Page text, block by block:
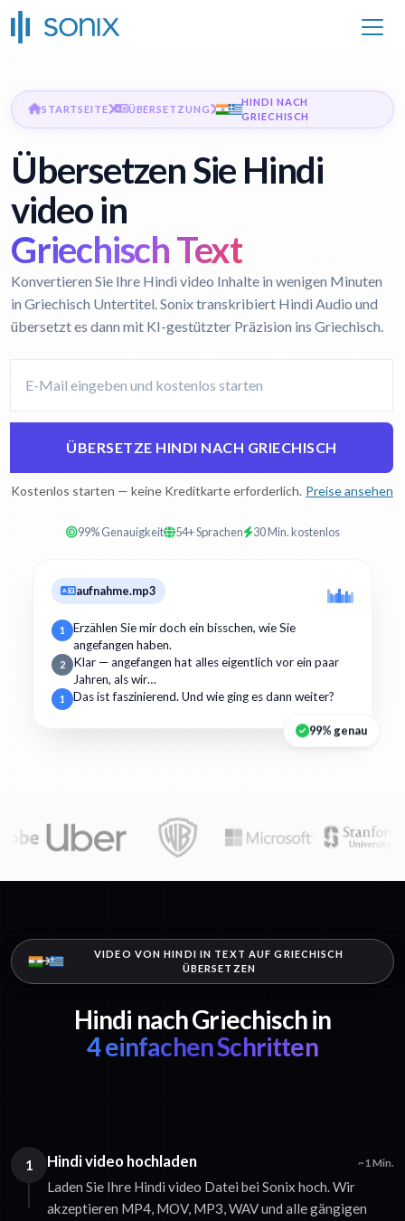
STARTSEITE ÜBERSETZUNG
HINDI NACH
GRIECHISCH
Übersetzen Sie Hindi
video in
Griechisch Text
Konvertieren Sie Ihre Hindi video Inhalte in wenigen Minuten
in Griechisch Untertitel. Sonix transkribiert Hindi Audio und
übersetzt es dann mit KI-gestützter Präzision ins Griechisch.
ÜBERSETZE HINDI NACH GRIECHISCH
Kostenlos starten — keine Kreditkarte erforderlich. Preise ansehen
99% Genauigkeit 54+ Sprachen 30 Min. kostenlos
aufnahme.mp3
1
Erzählen Sie mir doch ein bisschen, wie Sie
angefangen haben.
2
Klar — angefangen hat alles eigentlich vor ein paar
Jahren, als wir…
1 Das ist faszinierend. Und wie ging es dann weiter?
99% genau
VIDEO VON HINDI IN TEXT AUF GRIECHISCH
ÜBERSETZEN
Hindi nach Griechisch in
4 einfachen Schritten
1 Hindi video hochladen ~1 Min.
Laden Sie Ihre Hindi video Datei bei Sonix hoch. Wir
akzeptieren MP4, MOV, MP3, WAV und alle gängigen